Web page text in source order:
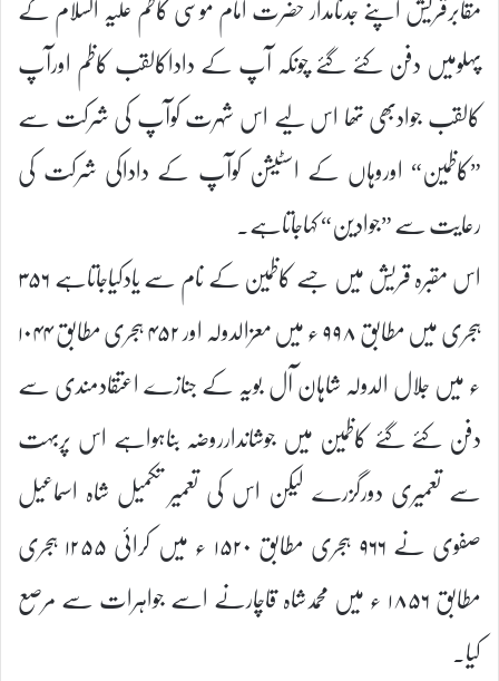
پہلومیں دفن کئے گئے چونکہ آپ کے داداکالقب کاظم اورآپ
کالقب جوادبھی تھا اس لیے اس شہرت کوآپ کی شرکت سے
”کاظمین“ اوروہاں کے اسٹیشن کوآپ کے داداکی شرکت کی
رعایت سے ”جوادین“ کہاجاتاہے۔
اس مقبرہ قریش میں جسے کاظمین کے نام سے یادکیاجاتاہے ۳۵۶
ہجری میں مطابق ۹۹۸ ء میں معزالدولہ اور ۴۵۲ ہجری مطابق ۱۰۴۴
ء میں جلال الدولہ شاہان آل بویہ کے جنازے اعتقادمندی سے
دفن کئے گئے کاظمین میں جوشاندارروضہ بناہواہے اس پربہت
سے تعمیری دورگزرے لیکن اس کی تعمیر تکمیل شاہ اسماعیل
صفوی نے ۹۶۶ ہجری مطابق ۱۵۲۰ ء میں کرائی ۱۲۵۵ ہجری
مطابق ۱۸۵۶ ء میں محمدشاہ قاچارنے اسے جواہرات سے مرصع
کیا۔